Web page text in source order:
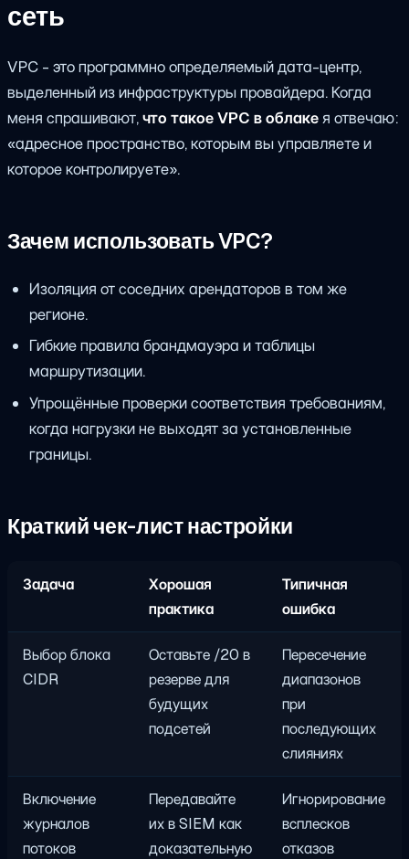
сеть
VPC - это программно определяемый дата-центр,
выделенный из инфраструктуры провайдера. Когда
меня спрашивают,что такое VPC в облакея отвечаю:
«адресное пространство, которым вы управляете и
которое контролируете».
Зачем использовать VPC?
Изоляция от соседних арендаторов в том же
регионе.
Гибкие правила брандмауэра и таблицы
маршрутизации.
Упрощённые проверки соответствия требованиям,
когда нагрузки не выходят за установленные
границы.
Краткий чек-лист настройки
Задача
Хорошая
практика
Типичная
ошибка
Выбор блока
CIDR
Оставьте /20 в
резерве для
будущих
подсетей
Пересечение
диапазонов
при
последующих
слияниях
Включение
журналов
потоков
Передавайте
их в SIEM как
доказательную
Игнорирование
всплесков
отказов